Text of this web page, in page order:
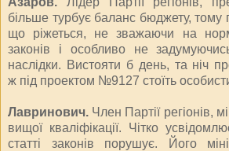
більше турбує баланс бюджету, тому
що ріжеться, не зважаючи на
законів і особливо не
наслідки. Вистояти б день, та ніч
ж під проектом №9127 стоїть
Лавринович. Член Партії регіонів,
вищої кваліфікації. Чітко
статті законів порушує. Його